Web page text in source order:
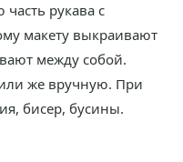
рукава с
макету выкраивают
между собой.
же вручную. При
бисер, бусины.